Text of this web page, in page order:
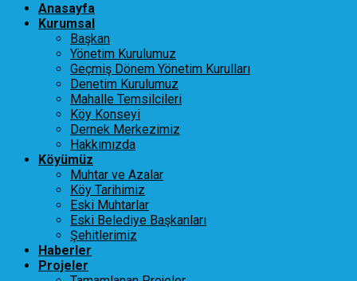
Anasayfa
Kurumsal
Başkan
Yönetim Kurulumuz
Geçmiş Dönem Yönetim Kurulları
Denetim Kurulumuz
Mahalle Temsilcileri
Köy Konseyi
Dernek Merkezimiz
Hakkımızda
Köyümüz
Muhtar ve Azalar
Köy Tarihimiz
Eski Muhtarlar
Eski Belediye Başkanları
Şehitlerimiz
Haberler
Projeler